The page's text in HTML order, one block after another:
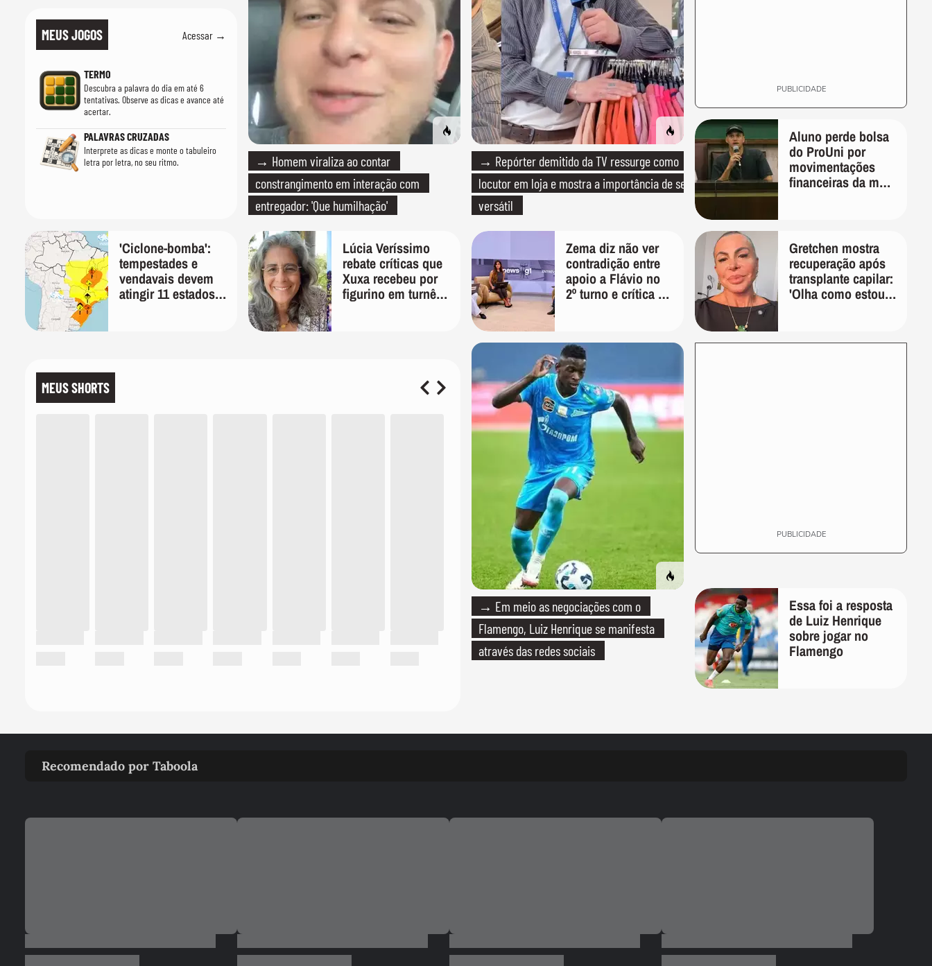
MEUS JOGOS Acessar →
TERMO
Descubra a palavra do dia em até 6
tentativas. Observe as dicas e avance até
acertar.
PALAVRAS CRUZADAS
Interprete as dicas e monte o tabuleiro
letra por letra, no seu ritmo.
→ Homem viraliza ao contar
constrangimento em interação com
entregador: 'Que humilhação'
→ Repórter demitido da TV ressurge como
locutor em loja e mostra a importância de ser
versátil
PUBLICIDADE
→ Em meio as negociações com o
Flamengo, Luiz Henrique se manifesta
através das redes sociais
Aluno perde bolsa
do ProUni por
movimentações
financeiras da mãe
'Ciclone-bomba':
tempestades e
vendavais devem
atingir 11 estados
Lúcia Veríssimo
rebate críticas que
Xuxa recebeu por
figurino em turnê:
Zema diz não ver
contradição entre
apoio a Flávio no
2º turno e crítica ao
um copo a votar no
PT'
Gretchen mostra
recuperação após
transplante capilar:
'Olha como estou
MEUS SHORTS
PUBLICIDADE
Essa foi a resposta
de Luiz Henrique
sobre jogar no
Flamengo
Recomendado por Taboola